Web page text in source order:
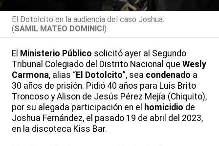
El Dotolcito en la audiencia del caso Joshua.
(SAMIL MATEO DOMINICI)
El Ministerio Público solicitó ayer al Segundo
Tribunal Colegiado del Distrito Nacional que Wesly
Carmona, alias “El Dotolcito”, sea condenado a
30 años de prisión. Pidió 40 años para Luis Brito
Troncoso y Alison de Jesús Pérez Mejía (Chiquito),
por su alegada participación en el homicidio de
Joshua Fernández, el pasado 19 de abril del 2023,
en la discoteca Kiss Bar.